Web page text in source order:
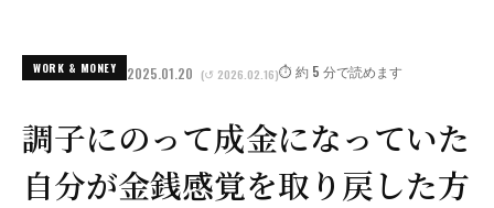
WORK & MONEY 2025.01.20 (↺ 2026.02.16)⏱️ 約 5 分で読めます
調子にのって成金になっていた
自分が金銭感覚を取り戻した方